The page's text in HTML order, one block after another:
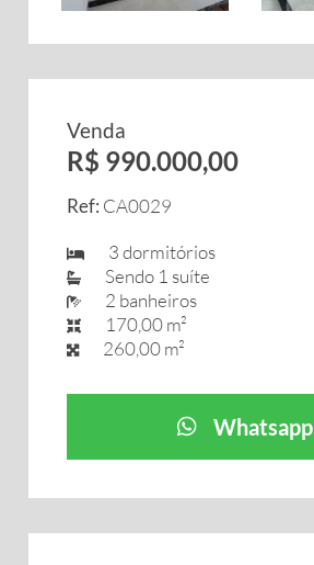
Venda
R$ 990.000,00
Ref: CA0029
3 dormitórios
Sendo 1 suíte
2 banheiros
170,00 m²
260,00 m²
Whatsapp